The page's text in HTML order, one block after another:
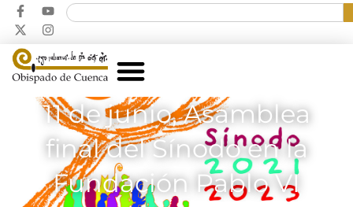
11 de junio, Asamblea
final del Sínodo en la
Fundación Pablo VI